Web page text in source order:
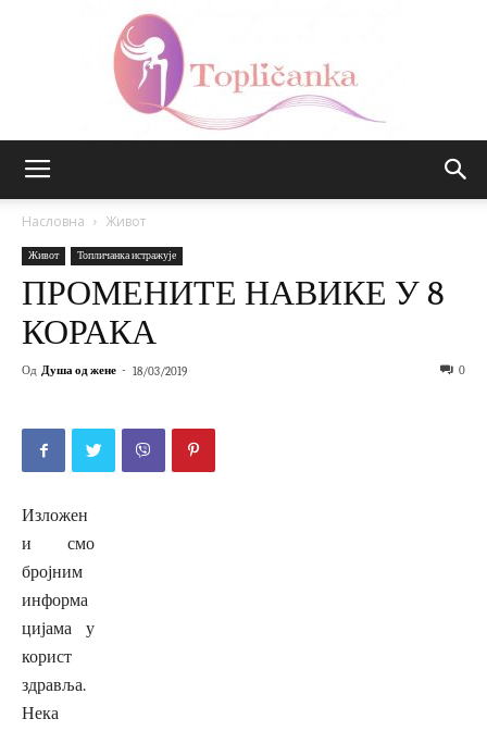
Насловна Живот
Живот Топличанка истражује
ПРОМЕНИТЕ НАВИКЕ У 8
КОРАКА
Од Душа од жене - 18/03/2019 0
Изложен
и смо
бројним
информа
цијама у
корист
здравља.
Нека